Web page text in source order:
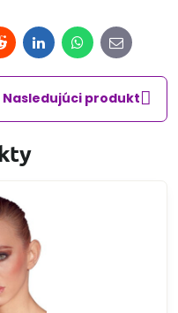
LinkedInWhatsApp
E-
mail
Nasledujúci produkt